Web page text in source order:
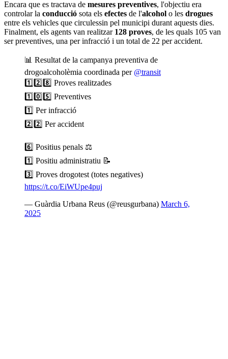
Encara que es tractava de mesures preventives, l'objectiu era
controlar la conducció sota els efectes de l'alcohol o les drogues
entre els vehicles que circulessin pel municipi durant aquests dies.
Finalment, els agents van realitzar 128 proves, de les quals 105 van
ser preventives, una per infracció i un total de 22 per accident.
📊 Resultat de la campanya preventiva de
drogoalcoholèmia coordinada per @transit
1️⃣2️⃣8️⃣ Proves realitzades
1️⃣0️⃣5️⃣ Preventives
1️⃣ Per infracció
2️⃣2️⃣ Per accident
6️⃣ Positius penals ⚖️
1️⃣ Positiu administratiu 📝
3️⃣ Proves drogotest (totes negatives)
https://t.co/EiWUpe4puj
— Guàrdia Urbana Reus (@reusgurbana) March 6,
2025